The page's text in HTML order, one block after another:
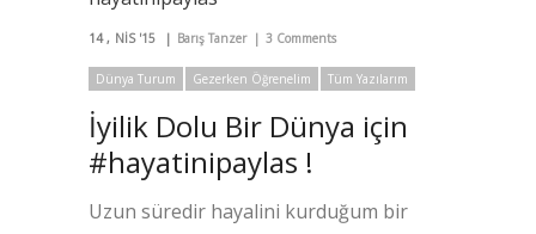
14 NIS '15 Barış Tanzer 3 Comments
Dünya Turum Gezerken Öğrenelim Tüm Yazılarım
İyilik Dolu Bir Dünya için
#hayatinipaylas !
Uzun süredir hayalini kurduğum bir